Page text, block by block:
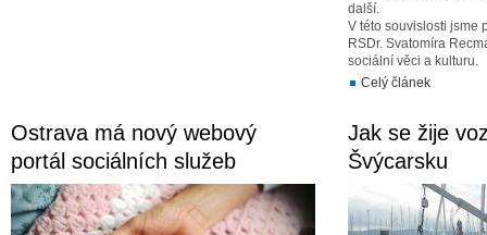
další.
V této souvislosti jsme
RSDr. Svatomíra
sociální věci a kulturu.
Celý článek
Ostrava má nový webový
portál sociálních služeb
Jak se žije
Švýcarsku